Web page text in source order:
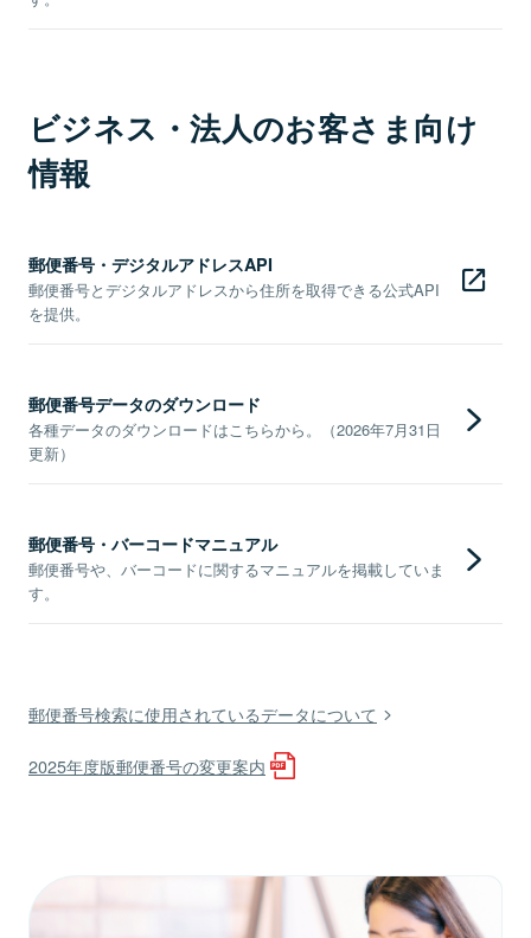
ビジネス・法人のお客さま向け
情報
郵便番号・デジタルアドレスAPI
郵便番号とデジタルアドレスから住所を取得できる公式API
を提供。
郵便番号データのダウンロード
各種データのダウンロードはこちらから。（2026年7月31日
更新）
郵便番号・バーコードマニュアル
郵便番号や、バーコードに関するマニュアルを掲載していま
す。
郵便番号検索に使用されているデータについて
2025年度版郵便番号の変更案内